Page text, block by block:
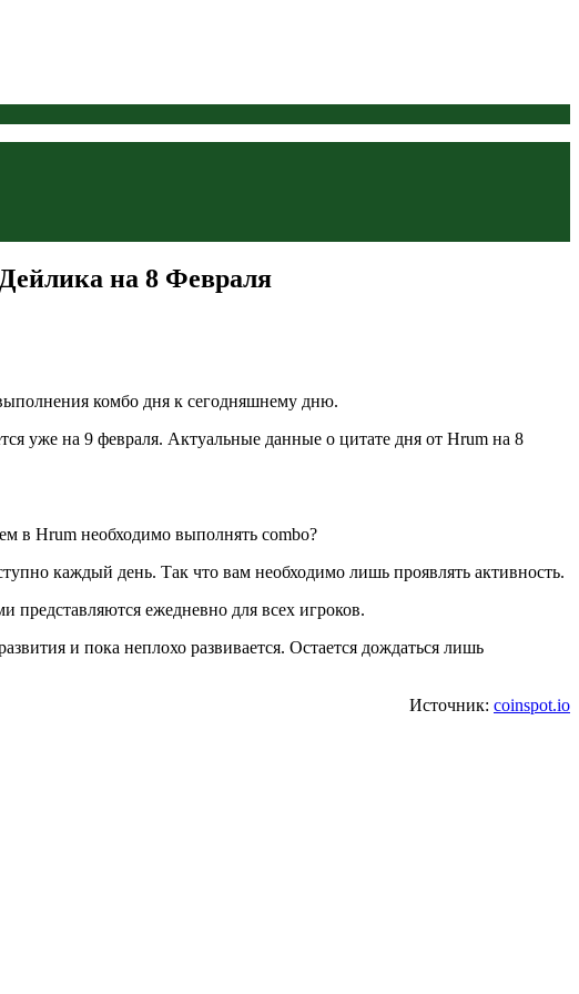
на 8 Февраля
комбо дня к сегодняшнему дню.
уже на 9 февраля. Актуальные данные о цитате дня от Hrum на 8
в Hrum необходимо выполнять combo?
каждый день. Так что вам необходимо лишь проявлять активность.
ежедневно для всех игроков.
и пока неплохо развивается. Остается дождаться лишь
Источник: coinspot.io